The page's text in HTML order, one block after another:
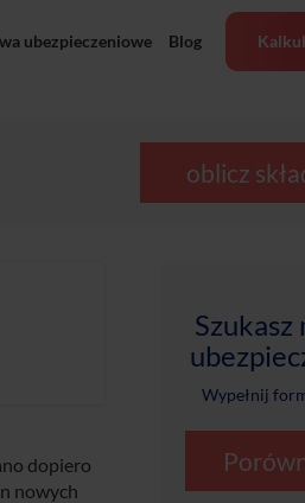
ubezpieczeniowe Blog
oblicz
dopiero
nowych
Szukasz
Wypełnij